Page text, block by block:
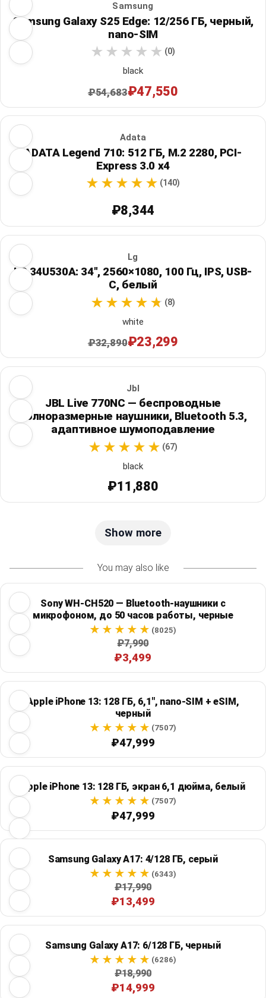
Samsung
Samsung Galaxy S25 Edge: 12/256 ГБ, черный,
nano-SIM
(0)
black
₽54,683₽47,550
Adata
ADATA Legend 710: 512 ГБ, M.2 2280, PCI-
Express 3.0 x4
(140)
₽8,344
Lg
LG 34U530A: 34", 2560×1080, 100 Гц, IPS, USB-
C, белый
(8)
white
₽32,890₽23,299
Jbl
JBL Live 770NC — беспроводные
полноразмерные наушники, Bluetooth 5.3,
адаптивное шумоподавление
(67)
black
₽11,880
Show more
You may also like
Sony WH-CH520 — Bluetooth-наушники с
микрофоном, до 50 часов работы, черные
(8025)
₽7,990
₽3,499
Apple iPhone 13: 128 ГБ, 6,1", nano-SIM + eSIM,
черный
(7507)
₽47,999
Apple iPhone 13: 128 ГБ, экран 6,1 дюйма, белый
(7507)
₽47,999
Samsung Galaxy A17: 4/128 ГБ, серый
(6343)
₽17,990
₽13,499
Samsung Galaxy A17: 6/128 ГБ, черный
(6286)
₽18,990
₽14,999